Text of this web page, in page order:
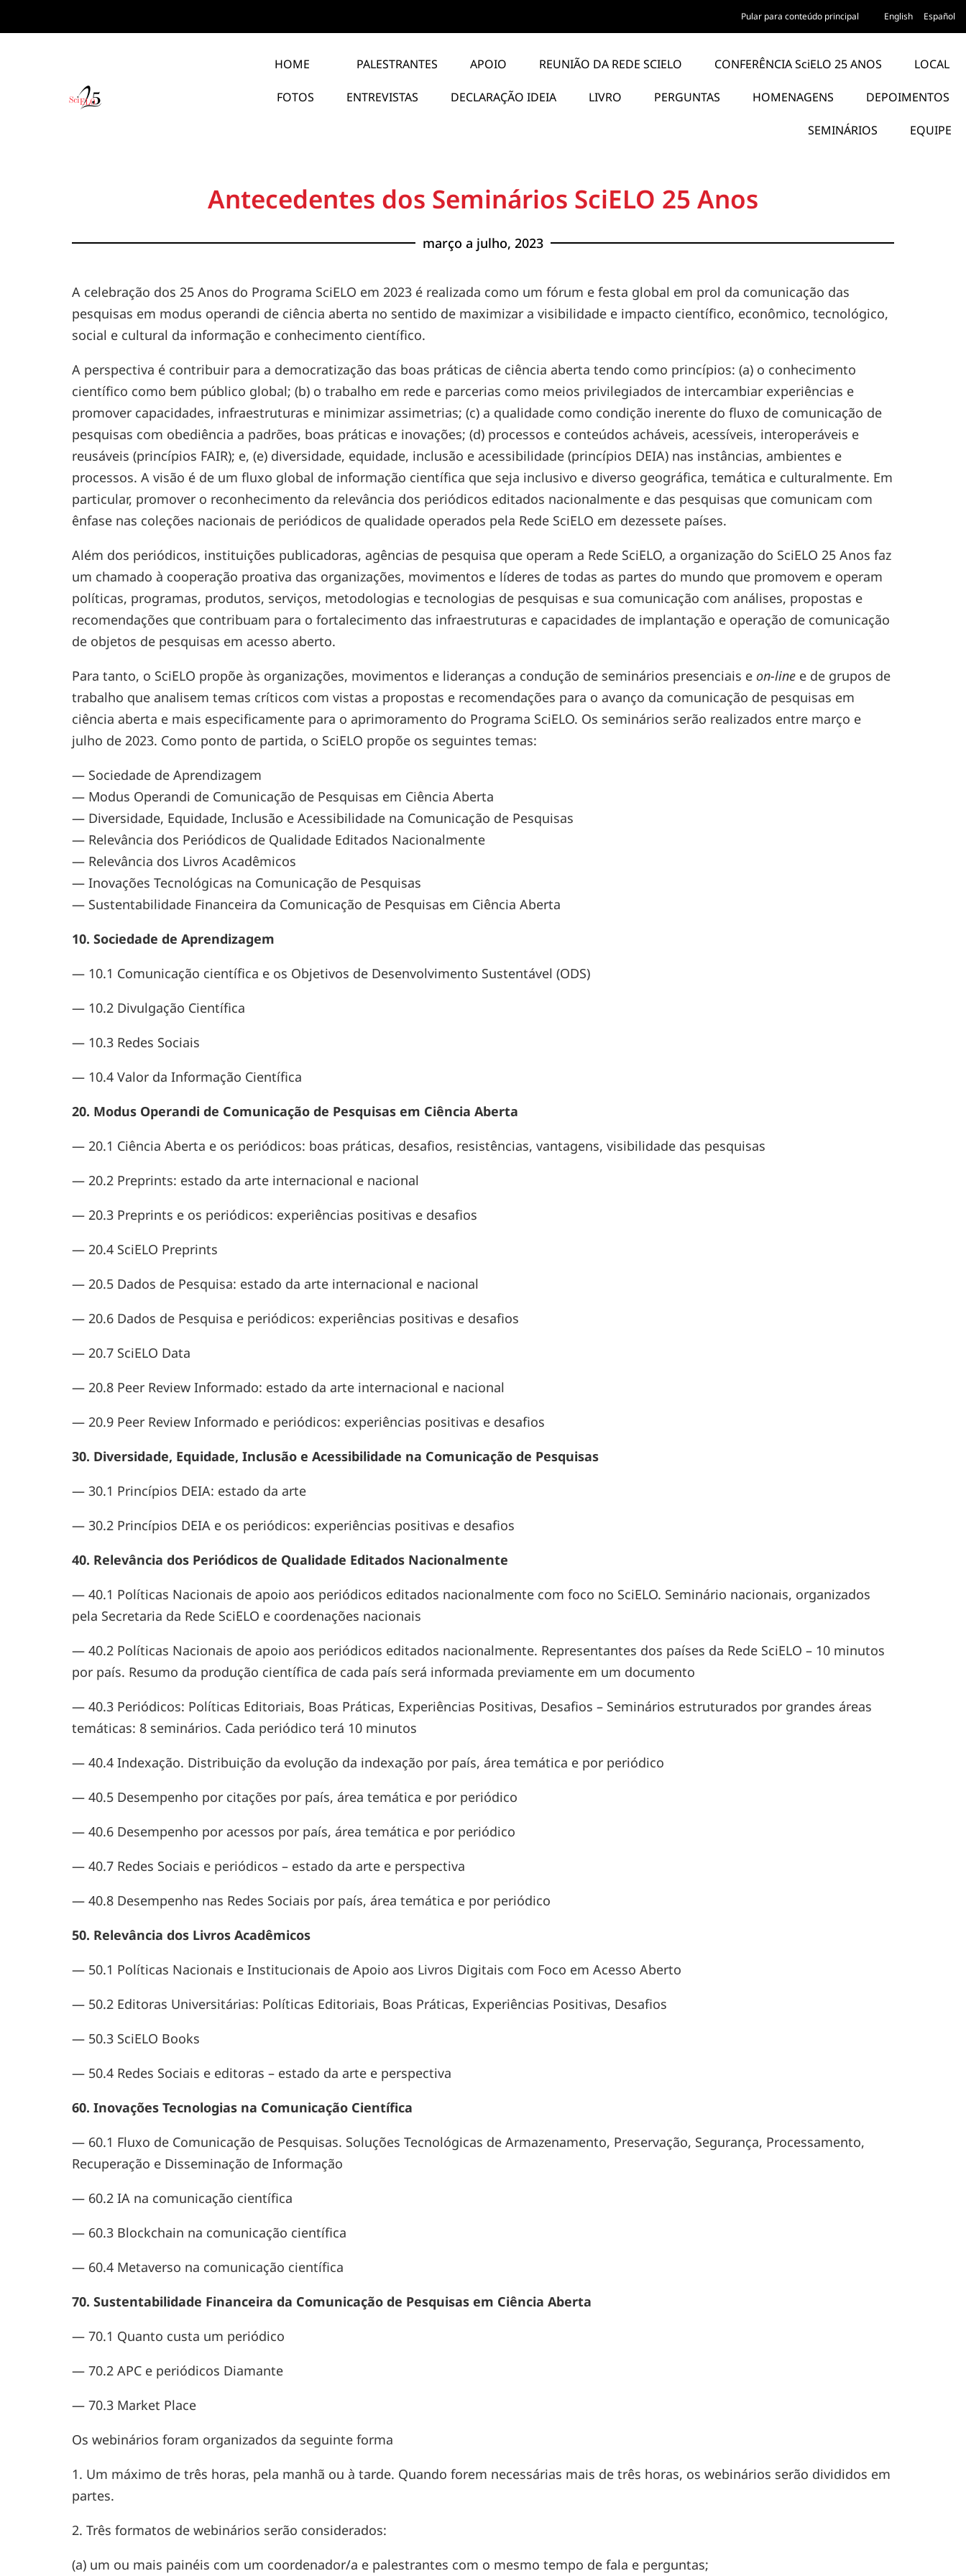
Pular para conteúdo principal English Español
HOME PALESTRANTES APOIO REUNIÃO DA REDE SCIELO CONFERÊNCIA SciELO 25 ANOS LOCAL
FOTOS ENTREVISTAS DECLARAÇÃO IDEIA LIVRO PERGUNTAS HOMENAGENS DEPOIMENTOS
SEMINÁRIOS EQUIPE
Antecedentes dos Seminários SciELO 25 Anos
março a julho, 2023
A celebração dos 25 Anos do Programa SciELO em 2023 é realizada como um fórum e festa global em prol da comunicação das
pesquisas em modus operandi de ciência aberta no sentido de maximizar a visibilidade e impacto científico, econômico, tecnológico,
social e cultural da informação e conhecimento científico.
A perspectiva é contribuir para a democratização das boas práticas de ciência aberta tendo como princípios: (a) o conhecimento
científico como bem público global; (b) o trabalho em rede e parcerias como meios privilegiados de intercambiar experiências e
promover capacidades, infraestruturas e minimizar assimetrias; (c) a qualidade como condição inerente do fluxo de comunicação de
pesquisas com obediência a padrões, boas práticas e inovações; (d) processos e conteúdos acháveis, acessíveis, interoperáveis e
reusáveis (princípios FAIR); e, (e) diversidade, equidade, inclusão e acessibilidade (princípios DEIA) nas instâncias, ambientes e
processos. A visão é de um fluxo global de informação científica que seja inclusivo e diverso geográfica, temática e culturalmente. Em
particular, promover o reconhecimento da relevância dos periódicos editados nacionalmente e das pesquisas que comunicam com
ênfase nas coleções nacionais de periódicos de qualidade operados pela Rede SciELO em dezessete países.
Além dos periódicos, instituições publicadoras, agências de pesquisa que operam a Rede SciELO, a organização do SciELO 25 Anos faz
um chamado à cooperação proativa das organizações, movimentos e líderes de todas as partes do mundo que promovem e operam
políticas, programas, produtos, serviços, metodologias e tecnologias de pesquisas e sua comunicação com análises, propostas e
recomendações que contribuam para o fortalecimento das infraestruturas e capacidades de implantação e operação de comunicação
de objetos de pesquisas em acesso aberto.
Para tanto, o SciELO propõe às organizações, movimentos e lideranças a condução de seminários presenciais eon-line e de grupos de
trabalho que analisem temas críticos com vistas a propostas e recomendações para o avanço da comunicação de pesquisas em
ciência aberta e mais especificamente para o aprimoramento do Programa SciELO. Os seminários serão realizados entre março e
julho de 2023. Como ponto de partida, o SciELO propõe os seguintes temas:
— Sociedade de Aprendizagem
— Modus Operandi de Comunicação de Pesquisas em Ciência Aberta
— Diversidade, Equidade, Inclusão e Acessibilidade na Comunicação de Pesquisas
— Relevância dos Periódicos de Qualidade Editados Nacionalmente
— Relevância dos Livros Acadêmicos
— Inovações Tecnológicas na Comunicação de Pesquisas
— Sustentabilidade Financeira da Comunicação de Pesquisas em Ciência Aberta
10. Sociedade de Aprendizagem
— 10.1 Comunicação científica e os Objetivos de Desenvolvimento Sustentável (ODS)
— 10.2 Divulgação Científica
— 10.3 Redes Sociais
— 10.4 Valor da Informação Científica
20. Modus Operandi de Comunicação de Pesquisas em Ciência Aberta
— 20.1 Ciência Aberta e os periódicos: boas práticas, desafios, resistências, vantagens, visibilidade das pesquisas
— 20.2 Preprints: estado da arte internacional e nacional
— 20.3 Preprints e os periódicos: experiências positivas e desafios
— 20.4 SciELO Preprints
— 20.5 Dados de Pesquisa: estado da arte internacional e nacional
— 20.6 Dados de Pesquisa e periódicos: experiências positivas e desafios
— 20.7 SciELO Data
— 20.8 Peer Review Informado: estado da arte internacional e nacional
— 20.9 Peer Review Informado e periódicos: experiências positivas e desafios
30. Diversidade, Equidade, Inclusão e Acessibilidade na Comunicação de Pesquisas
— 30.1 Princípios DEIA: estado da arte
— 30.2 Princípios DEIA e os periódicos: experiências positivas e desafios
40. Relevância dos Periódicos de Qualidade Editados Nacionalmente
— 40.1 Políticas Nacionais de apoio aos periódicos editados nacionalmente com foco no SciELO. Seminário nacionais, organizados
pela Secretaria da Rede SciELO e coordenações nacionais
— 40.2 Políticas Nacionais de apoio aos periódicos editados nacionalmente. Representantes dos países da Rede SciELO – 10 minutos
por país. Resumo da produção científica de cada país será informada previamente em um documento
— 40.3 Periódicos: Políticas Editoriais, Boas Práticas, Experiências Positivas, Desafios – Seminários estruturados por grandes áreas
temáticas: 8 seminários. Cada periódico terá 10 minutos
— 40.4 Indexação. Distribuição da evolução da indexação por país, área temática e por periódico
— 40.5 Desempenho por citações por país, área temática e por periódico
— 40.6 Desempenho por acessos por país, área temática e por periódico
— 40.7 Redes Sociais e periódicos – estado da arte e perspectiva
— 40.8 Desempenho nas Redes Sociais por país, área temática e por periódico
50. Relevância dos Livros Acadêmicos
— 50.1 Políticas Nacionais e Institucionais de Apoio aos Livros Digitais com Foco em Acesso Aberto
— 50.2 Editoras Universitárias: Políticas Editoriais, Boas Práticas, Experiências Positivas, Desafios
— 50.3 SciELO Books
— 50.4 Redes Sociais e editoras – estado da arte e perspectiva
60. Inovações Tecnologias na Comunicação Científica
— 60.1 Fluxo de Comunicação de Pesquisas. Soluções Tecnológicas de Armazenamento, Preservação, Segurança, Processamento,
Recuperação e Disseminação de Informação
— 60.2 IA na comunicação científica
— 60.3 Blockchain na comunicação científica
— 60.4 Metaverso na comunicação científica
70. Sustentabilidade Financeira da Comunicação de Pesquisas em Ciência Aberta
— 70.1 Quanto custa um periódico
— 70.2 APC e periódicos Diamante
— 70.3 Market Place
Os webinários foram organizados da seguinte forma
1. Um máximo de três horas, pela manhã ou à tarde. Quando forem necessárias mais de três horas, os webinários serão divididos em
partes.
2. Três formatos de webinários serão considerados:
(a) um ou mais painéis com um coordenador/a e palestrantes com o mesmo tempo de fala e perguntas;